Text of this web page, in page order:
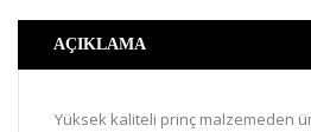
AÇIKLAMA
Yüksek kaliteli prinç malzemeden